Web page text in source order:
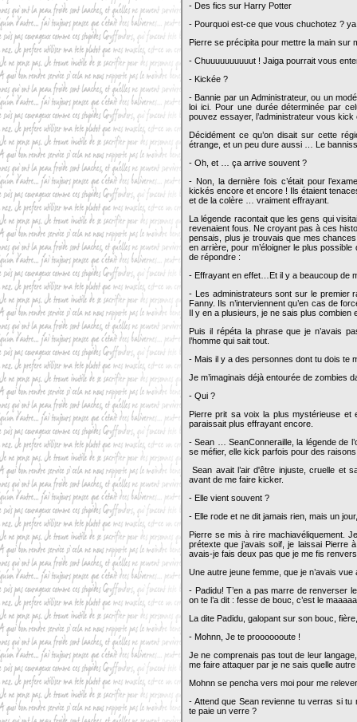
- Des fics sur Harry Potter
- Pourquoi est-ce que vous chuchotez ?
Pierre se précipita pour mettre la main sur
- Chuuuuuuuuuut ! Jaiga pourrait vous
- Kickée ?
- Bannie par un Administrateur, ou un
loi ici. Pour une durée déterminée par
pouvez essayer, l’administrateur vous
Décidément ce qu’on disait sur cette
étrange, et un peu dure aussi … Le
- Oh, et … ça arrive souvent ?
- Non, la dernière fois c’était pour
kickés encore et encore ! Ils étaient
et de la colère … vraiment effrayant.
La légende racontait que les gens qui
revenaient fous. Ne croyant pas à ces
pensais, plus je trouvais que mes
en arrière, pour m’éloigner le plus
de répondre :
- Effrayant en effet…Et il y a beaucoup de
- Les administrateurs sont sur le premier
Fanny. Ils n’interviennent qu’en cas de
Il y en a plusieurs, je ne sais plus combien
Puis il répéta la phrase que je n’avais
l’homme qui sait tout.
- Mais il y a des personnes dont tu dois te
Je m’imaginais déjà entourée de zombies
- Qui ?
Pierre prit sa voix la plus mystérieuse et
paraissait plus effrayant encore.
- Sean … SeanConneraille, la légende de
se méfier, elle kick parfois pour des
Sean avait l’air d'être injuste, cruelle et
avant de me faire kicker.
- Elle vient souvent ?
- Elle rode et ne dit jamais rien, mais un
Pierre se mis à rire machiavéliquement.
prétexte que j’avais soif, je laissai Pierre
avais-je fais deux pas que je me fis
Une autre jeune femme, que je n’avais
- Padidu! T’en a pas marre de renverser
on te l’a dit : fesse de bouc, c’est le
La dite Padidu, galopant sur son bouc,
- Mohnn, Je te prooooooute !
Je ne comprenais pas tout de leur
me faire attaquer par je ne sais quelle
Mohnn se pencha vers moi pour me
- Attend que Sean revienne tu verras si
te paie un verre ?